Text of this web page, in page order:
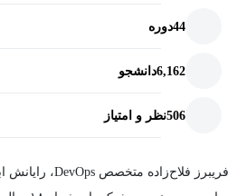
44دوره
6,162دانشجو
506نظر و امتیاز